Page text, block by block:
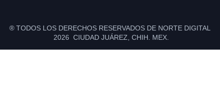
® TODOS LOS DERECHOS RESERVADOS DE NORTE DIGITAL
2026 CIUDAD JUÁREZ, CHIH. MEX.